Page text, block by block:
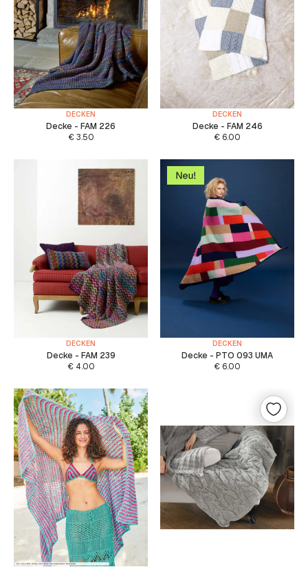
DECKEN
Decke - FAM 226
€3.50
DECKEN
Decke - FAM 246
€ 6.00
DECKEN
Decke - FAM 239
€4.00
DECKEN
Decke - PTO 093 UMA
€ 6.00